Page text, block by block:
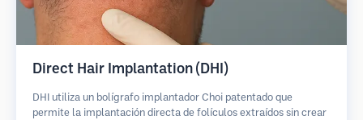
Direct Hair Implantation (DHI)
DHI utiliza un bolígrafo implantador Choi patentado que
permite la implantación directa de folículos extraídos sin crear